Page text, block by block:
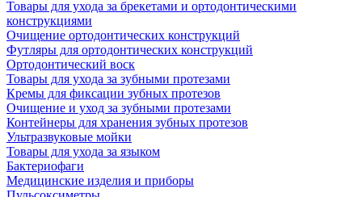
Товары для ухода за брекетами и ортодонтическими
конструкциями
Очищение ортодонтических конструкций
Футляры для ортодонтических конструкций
Ортодонтический воск
Товары для ухода за зубными протезами
Кремы для фиксации зубных протезов
Очищение и уход за зубными протезами
Контейнеры для хранения зубных протезов
Ультразвуковые мойки
Товары для ухода за языком
Бактериофаги
Медицинские изделия и приборы